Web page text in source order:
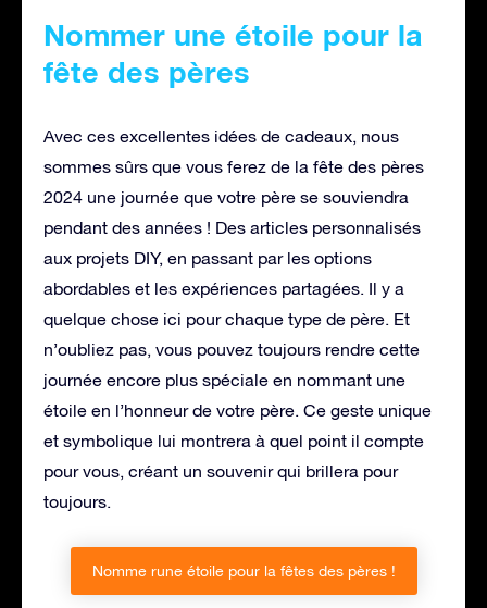
Nommer une étoile pour la
fête des pères
Avec ces excellentes idées de cadeaux, nous
sommes sûrs que vous ferez de la fête des pères
2024 une journée que votre père se souviendra
pendant des années ! Des articles personnalisés
aux projets DIY, en passant par les options
abordables et les expériences partagées. Il y a
quelque chose ici pour chaque type de père. Et
n’oubliez pas, vous pouvez toujours rendre cette
journée encore plus spéciale en nommant une
étoile en l’honneur de votre père. Ce geste unique
et symbolique lui montrera à quel point il compte
pour vous, créant un souvenir qui brillera pour
toujours.
Nomme rune étoile pour la fêtes des pères !